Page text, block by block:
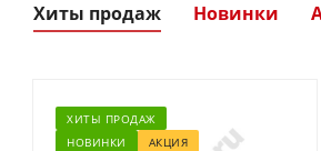
Хиты продаж Новинки
ХИТЫ ПРОДАЖ
НОВИНКИ
АКЦИЯ